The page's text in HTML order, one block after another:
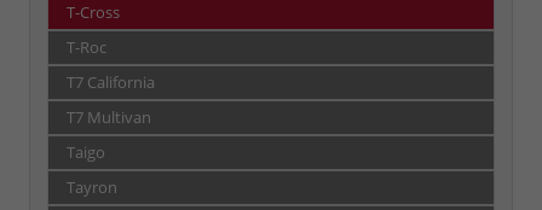
T-Cross
T-Roc
T7 California
T7 Multivan
Taigo
Tayron